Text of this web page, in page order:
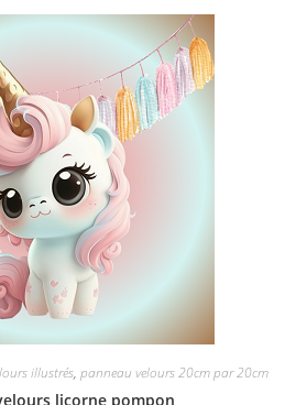
illustrés, panneau velours 20cm par 20cm
licorne pompon